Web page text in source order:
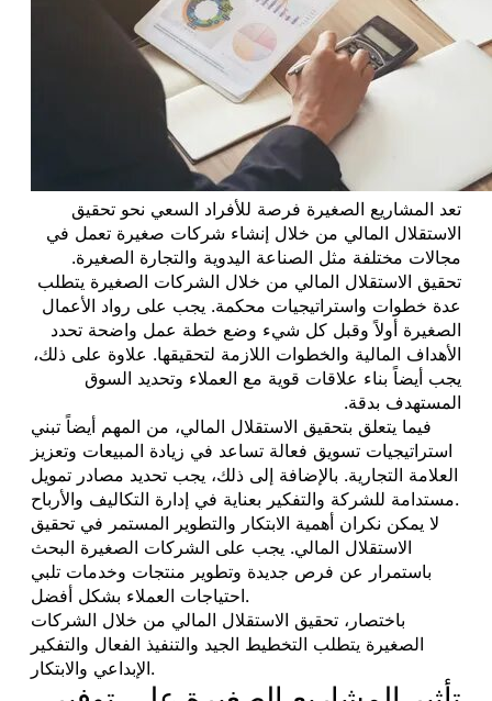
تعد المشاريع الصغيرة فرصة للأفراد السعي نحو تحقيق
الاستقلال المالي من خلال إنشاء شركات صغيرة تعمل في
مجالات مختلفة مثل الصناعة اليدوية والتجارة الصغيرة.
تحقيق الاستقلال المالي من خلال الشركات الصغيرة يتطلب
عدة خطوات واستراتيجيات محكمة. يجب على رواد الأعمال
الصغيرة أولاً وقبل كل شيء وضع خطة عمل واضحة تحدد
الأهداف المالية والخطوات اللازمة لتحقيقها. علاوة على ذلك،
يجب أيضاً بناء علاقات قوية مع العملاء وتحديد السوق
المستهدف بدقة.
فيما يتعلق بتحقيق الاستقلال المالي، من المهم أيضاً تبني
استراتيجيات تسويق فعالة تساعد في زيادة المبيعات وتعزيز
العلامة التجارية. بالإضافة إلى ذلك، يجب تحديد مصادر تمويل
مستدامة للشركة والتفكير بعناية في إدارة التكاليف والأرباح.
لا يمكن نكران أهمية الابتكار والتطوير المستمر في تحقيق
الاستقلال المالي. يجب على الشركات الصغيرة البحث
باستمرار عن فرص جديدة وتطوير منتجات وخدمات تلبي
احتياجات العملاء بشكل أفضل.
باختصار، تحقيق الاستقلال المالي من خلال الشركات
الصغيرة يتطلب التخطيط الجيد والتنفيذ الفعال والتفكير
الإبداعي والابتكار.